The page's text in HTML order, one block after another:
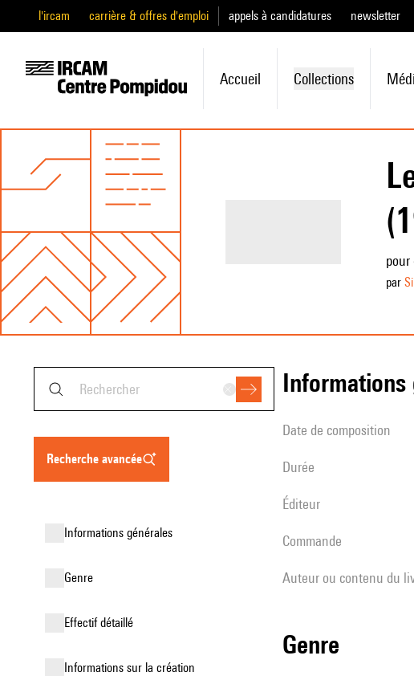
l'ircam carrière & offres d'emploi appels à candidatures newsletter
Accueil Collections
par
recherche avancée
informations générales
genre
effectif détaillé
informations sur la création
informations
date de composition
durée
éditeur
Commande
Auteur ou contenu du
genre